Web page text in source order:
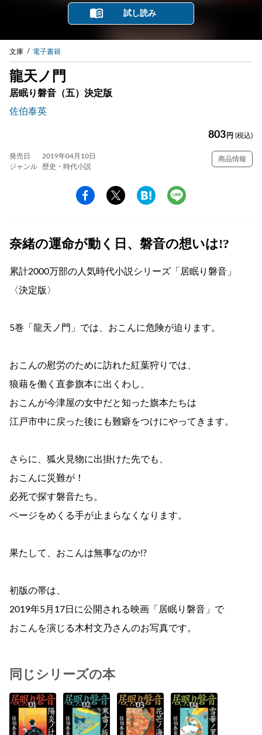
試し読み
文庫 電子書籍
龍天ノ門
居眠り磐音（五）決定版
佐伯泰英
803 円 (税込)
発売日
2019年04月10日
ジャンル
歴史・時代小説
商品情報
奈緒の運命が動く日、磐音の想いは!?
累計2000万部の人気時代小説シリーズ「居眠り磐音」
〈決定版〉
5巻「龍天ノ門」では、おこんに危険が迫ります。
おこんの慰労のために訪れた紅葉狩りでは、
狼藉を働く直参旗本に出くわし、
おこんが今津屋の女中だと知った旗本たちは
江戸市中に戻った後にも難癖をつけにやってきます。
さらに、狐火見物に出掛けた先でも、
おこんに災難が！
必死で探す磐音たち。
ページをめくる手が止まらなくなります。
果たして、おこんは無事なのか!?
初版の帯は、
2019年5月17日に公開される映画「居眠り磐音」で
おこんを演じる木村文乃さんのお写真です。
同じシリーズの本